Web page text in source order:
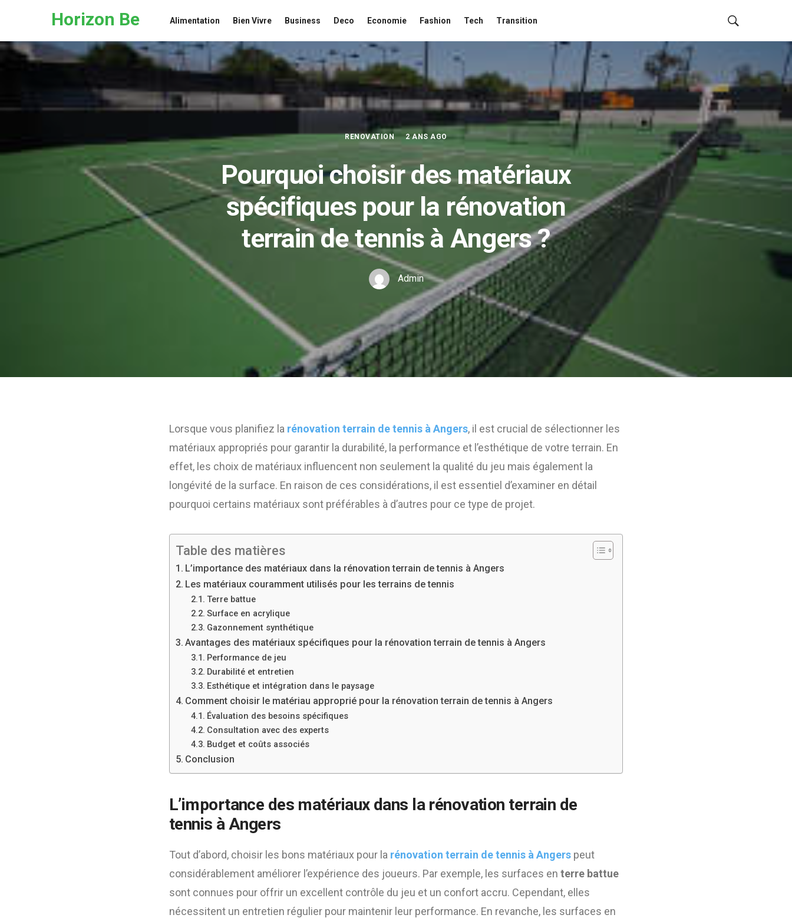
Horizon Be Alimentation Bien Vivre Business Deco Economie Fashion Tech Transition
RENOVATION 2 ANS AGO
Pourquoi choisir des matériaux
spécifiques pour la rénovation
terrain de tennis à Angers ?
Admin
Lorsque vous planifiez la rénovation terrain de tennis à Angers, il est crucial de sélectionner les
matériaux appropriés pour garantir la durabilité, la performance et l’esthétique de votre terrain. En
effet, les choix de matériaux influencent non seulement la qualité du jeu mais également la
longévité de la surface. En raison de ces considérations, il est essentiel d’examiner en détail
pourquoi certains matériaux sont préférables à d’autres pour ce type de projet.
Table des matières
L’importance des matériaux dans la rénovation terrain de tennis à Angers
Les matériaux couramment utilisés pour les terrains de tennis
Terre battue
Surface en acrylique
Gazonnement synthétique
Avantages des matériaux spécifiques pour la rénovation terrain de tennis à Angers
Performance de jeu
Durabilité et entretien
Esthétique et intégration dans le paysage
Comment choisir le matériau approprié pour la rénovation terrain de tennis à Angers
Évaluation des besoins spécifiques
Consultation avec des experts
Budget et coûts associés
Conclusion
L’importance des matériaux dans la rénovation terrain de
tennis à Angers
Tout d’abord, choisir les bons matériaux pour la rénovation terrain de tennis à Angers peut
considérablement améliorer l’expérience des joueurs. Par exemple, les surfaces en terre battue
sont connues pour offrir un excellent contrôle du jeu et un confort accru. Cependant, elles
nécessitent un entretien régulier pour maintenir leur performance. En revanche, les surfaces en